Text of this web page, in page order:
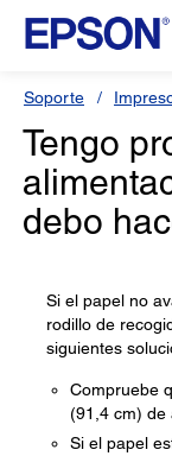
Soporte
Tengo
debo
Si el papel no
rodillo de
siguientes
Compruebe
(91,4 cm) de
Si el papel